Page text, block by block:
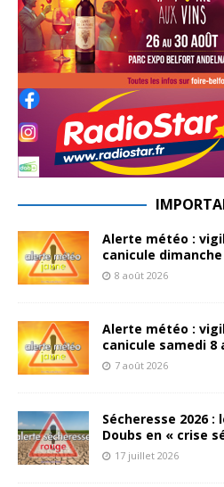
Alerte météo :
canicule
8 août 2026
Alerte météo :
canicule samedi 8
7 août 2026
Sécheresse 2026
Doubs en « crise
17 juillet 2026